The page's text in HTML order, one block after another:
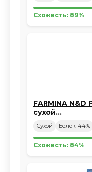
Схожесть: 89%
FARMINA N&D
сухой…
Сухой Белок: 44%
Схожесть: 84%